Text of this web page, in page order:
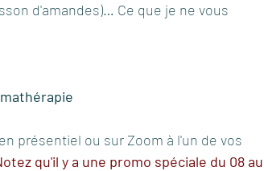
d'amandes)… Ce que je ne vous
présentiel ou sur Zoom à l'un de vos
qu'il y a une promo spéciale du 08 au